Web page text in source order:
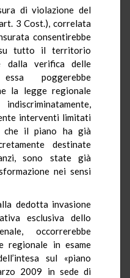
di violazione del
3 Cost.), correlata
consentirebbe
tutto il territorio
dalla verifica delle
poggerebbe
la legge regionale
interventi limitati
il piano ha già
destinate
sono state già
nei sensi
dedotta invasione
esclusiva dello
occorrerebbe
regionale in esame
sul «piano
2009 in sede di